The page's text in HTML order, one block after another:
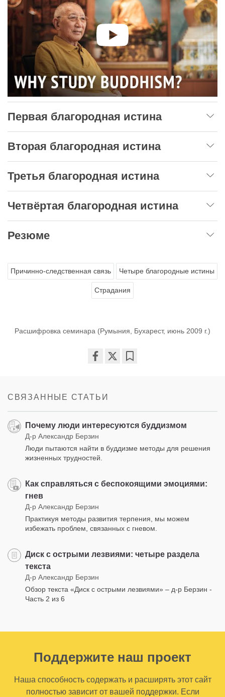
Первая благородная истина
Вторая благородная истина
Третья благородная истина
Четвёртая благородная истина
Резюме
Причинно-следственная связь Четыре благородные истины
Страдания
Расшифровка семинара (Румыния, Бухарест, июнь 2009 г.)
СВЯЗАННЫЕ СТАТЬИ
Почему люди интересуются буддизмом
Д-р Александр Берзин
Люди пытаются найти в буддизме методы для решения
жизненных трудностей.
Как справляться с беспокоящими эмоциями:
гнев
Д-р Александр Берзин
Практикуя методы развития терпения, мы можем
избежать проблем, связанных с гневом.
Диск с острыми лезвиями: четыре раздела
текста
Д-р Александр Берзин
Обзор текста «Диск с острыми лезвиями» – д-р Берзин -
Часть 2 из 6
Поддержите наш проект
Наша способность содержать и расширять этот сайт
полностью зависит от вашей поддержки. Если